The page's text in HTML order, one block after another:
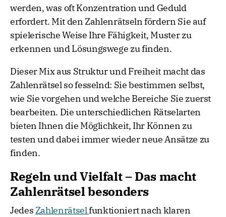
werden, was oft Konzentration und Geduld
erfordert. Mit den Zahlenrätseln fördern Sie auf
spielerische Weise Ihre Fähigkeit, Muster zu
erkennen und Lösungswege zu finden.
Dieser Mix aus Struktur und Freiheit macht das
Zahlenrätsel so fesselnd: Sie bestimmen selbst,
wie Sie vorgehen und welche Bereiche Sie zuerst
bearbeiten. Die unterschiedlichen Rätselarten
bieten Ihnen die Möglichkeit, Ihr Können zu
testen und dabei immer wieder neue Ansätze zu
finden.
Regeln und Vielfalt – Das macht
Zahlenrätsel besonders
Jedes Zahlenrätselfunktioniert nach klaren